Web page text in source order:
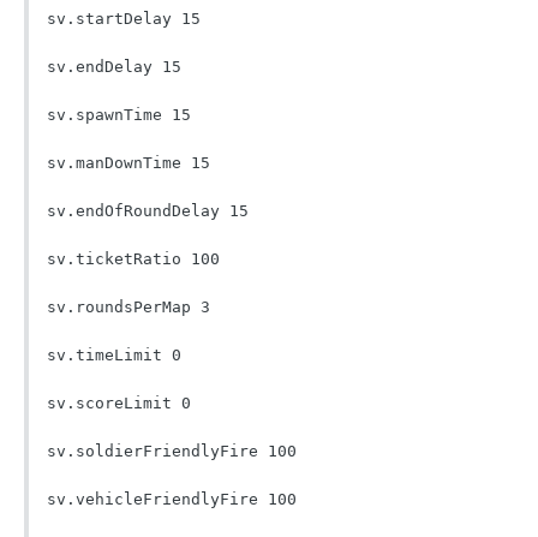
sv.startDelay 15
sv.endDelay 15
sv.spawnTime 15
sv.manDownTime 15
sv.endOfRoundDelay 15
sv.ticketRatio 100
sv.roundsPerMap 3
sv.timeLimit 0
sv.scoreLimit 0
sv.soldierFriendlyFire 100
sv.vehicleFriendlyFire 100